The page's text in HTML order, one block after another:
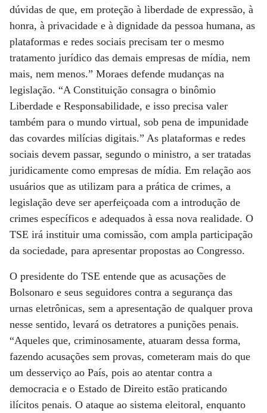
dúvidas de que, em proteção à liberdade de expressão, à
honra, à privacidade e à dignidade da pessoa humana, as
plataformas e redes sociais precisam ter o mesmo
tratamento jurídico das demais empresas de mídia, nem
mais, nem menos.” Moraes defende mudanças na
legislação. “A Constituição consagra o binômio
Liberdade e Responsabilidade, e isso precisa valer
também para o mundo virtual, sob pena de impunidade
das covardes milícias digitais.” As plataformas e redes
sociais devem passar, segundo o ministro, a ser tratadas
juridicamente como empresas de mídia. Em relação aos
usuários que as utilizam para a prática de crimes, a
legislação deve ser aperfeiçoada com a introdução de
crimes específicos e adequados à essa nova realidade. O
TSE irá instituir uma comissão, com ampla participação
da sociedade, para apresentar propostas ao Congresso.
O presidente do TSE entende que as acusações de
Bolsonaro e seus seguidores contra a segurança das
urnas eletrônicas, sem a apresentação de qualquer prova
nesse sentido, levará os detratores a punições penais.
“Aqueles que, criminosamente, atuaram dessa forma,
fazendo acusações sem provas, cometeram mais do que
um desserviço ao País, pois ao atentar contra a
democracia e o Estado de Direito estão praticando
ilícitos penais. O ataque ao sistema eleitoral, enquanto